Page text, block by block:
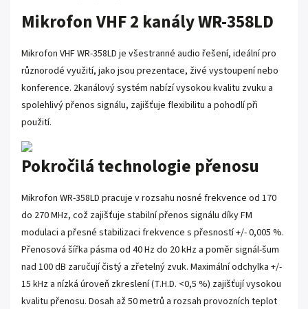
Mikrofon VHF 2 kanály WR-358LD
Mikrofon VHF WR-358LD je všestranné audio řešení, ideální pro
různorodé využití, jako jsou prezentace, živé vystoupení nebo
konference. 2kanálový systém nabízí vysokou kvalitu zvuku a
spolehlivý přenos signálu, zajišťuje flexibilitu a pohodlí při
použití.
Pokročilá technologie přenosu
Mikrofon WR-358LD pracuje v rozsahu nosné frekvence od 170
do 270 MHz, což zajišťuje stabilní přenos signálu díky FM
modulaci a přesné stabilizaci frekvence s přesností +/- 0,005 %.
Přenosová šířka pásma od 40 Hz do 20 kHz a poměr signál-šum
nad 100 dB zaručují čistý a zřetelný zvuk. Maximální odchylka +/-
15 kHz a nízká úroveň zkreslení (T.H.D. <0,5 %) zajišťují vysokou
kvalitu přenosu. Dosah až 50 metrů a rozsah provozních teplot